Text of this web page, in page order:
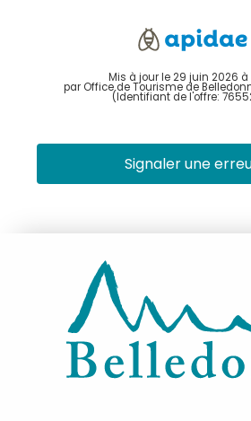
Mis à jour le 29 juin 2026 à
par Office de Tourisme de
(Identifiant de l'offre:
Signaler une